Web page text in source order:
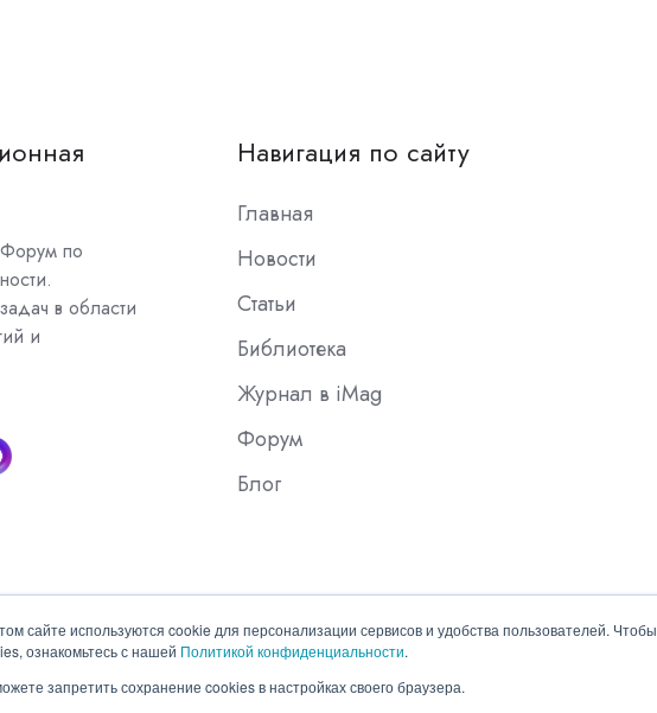
сайте используются cookie для персонализации сервисов и удобства пользователей.
ознакомьтесь с нашей Политикой конфиденциальности.
запретить сохранение cookies в настройках своего браузера.
по
в области
и
Навигация по сайту
Главная
Новости
Статьи
Библиотека
Журнал в iMag
Форум
Блог